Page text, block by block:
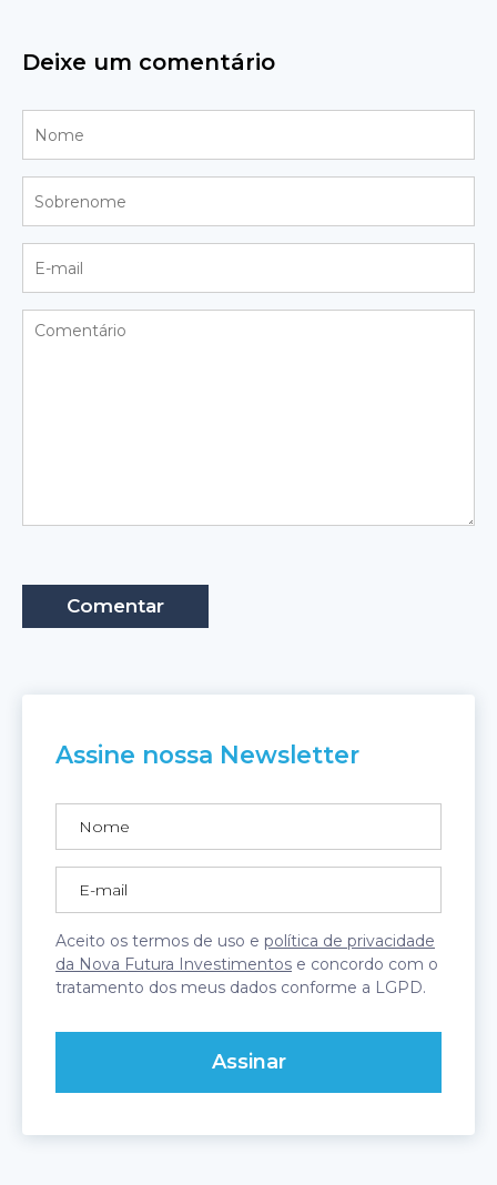
Deixe um comentário
Assine nossa Newsletter
Aceito os termos de uso e política de privacidade
da Nova Futura Investimentos e concordo com o
tratamento dos meus dados conforme a LGPD.